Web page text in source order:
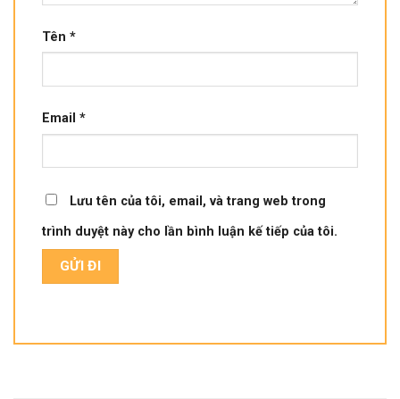
Tên *
Email *
Lưu tên của tôi, email, và trang web trong
trình duyệt này cho lần bình luận kế tiếp của tôi.